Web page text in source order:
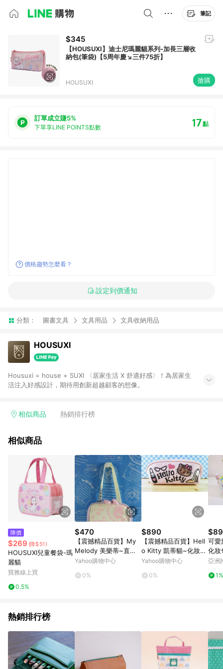
筆記
$345
【HOUSUXI】迪士尼瑪麗貓系列-加長三層收
納包(筆袋)【5周年慶↘三件75折】
HOUSUXI 搶購
訂單成立賺5%
下單享LINE POINTS點數 17點
價格趨勢怎麼看？
設定到價通知
分類： 圖書文具 文具用品 文具收納用品
HOUSUXI
Housuxi = house + SUXI 〈居家生活 X 舒適好感〉！為居家生
活注入好感設計，期待用創新超越顧客的想像。
相似商品 熱銷排行榜
相似商品
降價
$269 (降$51)
HOUSUXI兒童餐袋-瑪
麗貓
寶雅線上買
0.5%
$470
【震撼精品百貨】My
Melody 美樂蒂~直提
包_米黃粉
Yahoo購物中心
0%
$890
【震撼精品百貨】Hell
o Kitty 凱蒂貓~化妝
包/筆袋-化妝品
Yahoo購物中心
0%
可愛
化妝
亞洲
1%
熱銷排行榜